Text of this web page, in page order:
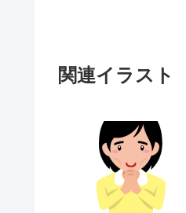
関連イラスト